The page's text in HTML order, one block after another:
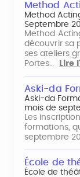
Method
Method
Septembre
Method
découvrir sa
ses ateliers
Portes…
Lire
Aski-da
Aski-da
mois de
Les
formations,
septembre
École de
École de